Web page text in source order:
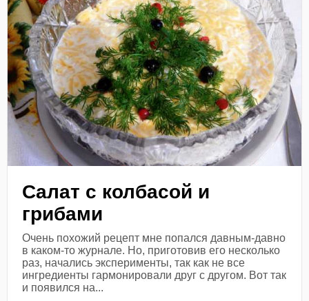
Салат с колбасой и
грибами
Очень похожий рецепт мне попался давным-давно
в каком-то журнале. Но, приготовив его несколько
раз, начались эксперименты, так как не все
ингредиенты гармонировали друг с другом. Вот так
и появился на...